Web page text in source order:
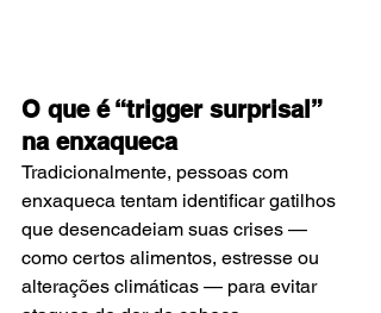
O que é “trigger surprisal”
na enxaqueca
Tradicionalmente, pessoas com
enxaqueca tentam identificar gatilhos
que desencadeiam suas crises —
como certos alimentos, estresse ou
alterações climáticas — para evitar